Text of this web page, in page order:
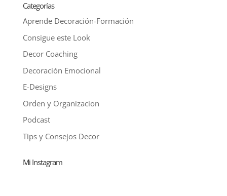
Categorías
Aprende Decoración-Formación
Consigue este Look
Decor Coaching
Decoración Emocional
E-Designs
Orden y Organizacion
Podcast
Tips y Consejos Decor
Mi Instagram